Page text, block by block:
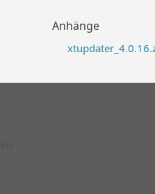
Anhänge